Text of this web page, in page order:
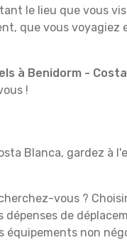
le lieu que vous
que vous voyagiez
à Benidorm -
!
Blanca, gardez à
vous ?
de
non